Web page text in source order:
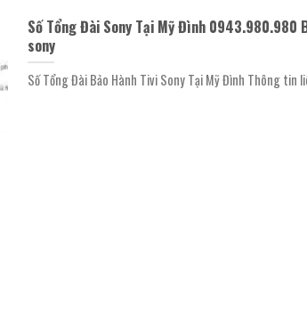
Số Tổng Đài Sony Tại Mỹ Đình 0943.980.980
sony
Số Tổng Đài Bảo Hành Tivi Sony Tại Mỹ Đình Thông tin